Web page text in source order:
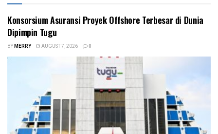
Konsorsium Asuransi Proyek Offshore Terbesar di Dunia
Dipimpin Tugu
BYMERRY AUGUST 7, 2026 0